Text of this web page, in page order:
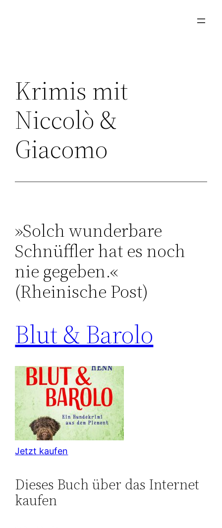
Krimis mit
Niccolò &
Giacomo
»Solch wunderbare
Schnüffler hat es noch
nie gegeben.«
(Rheinische Post)
Blut & Barolo
Jetzt kaufen
Dieses Buch über das Internet
kaufen